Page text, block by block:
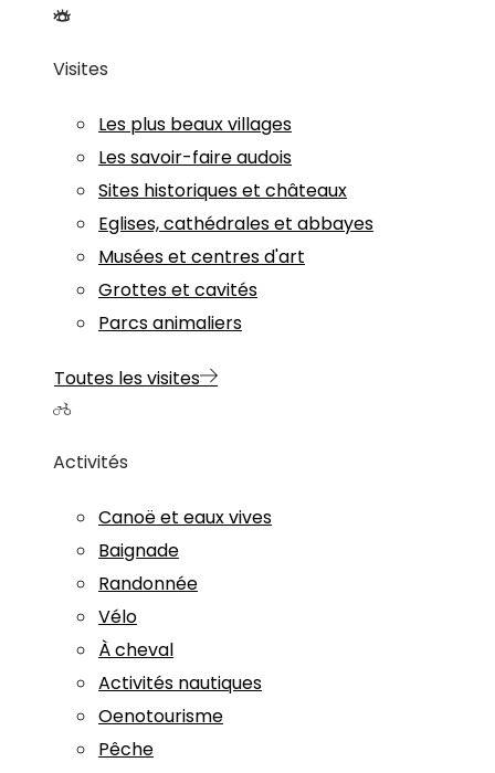
Visites
Les plus beaux villages
Les savoir-faire audois
Sites historiques et châteaux
Eglises, cathédrales et abbayes
Musées et centres d'art
Grottes et cavités
Parcs animaliers
Toutes les visites
Activités
Canoë et eaux vives
Baignade
Randonnée
Vélo
À cheval
Activités nautiques
Oenotourisme
Pêche